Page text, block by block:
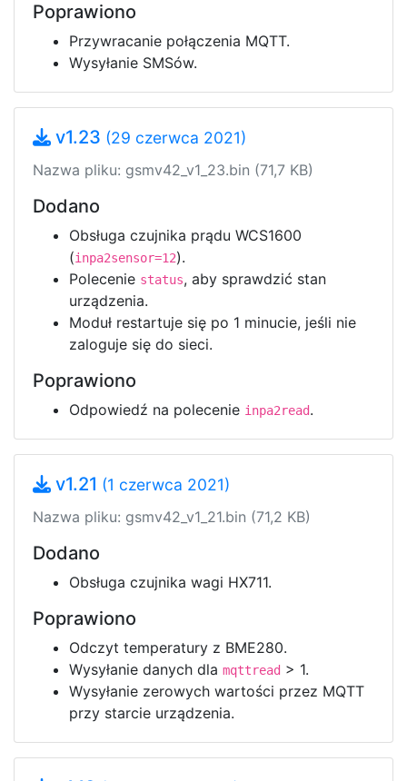
Poprawiono
Przywracanie połączenia MQTT.
Wysyłanie SMSów.
v1.23 (29 czerwca 2021)
Nazwa pliku: gsmv42_v1_23.bin (71,7 KB)
Dodano
Obsługa czujnika prądu WCS1600
(inpa2sensor=12).
Polecenie status, aby sprawdzić stan
urządzenia.
Moduł restartuje się po 1 minucie, jeśli nie
zaloguje się do sieci.
Poprawiono
Odpowiedź na polecenie inpa2read.
v1.21 (1 czerwca 2021)
Nazwa pliku: gsmv42_v1_21.bin (71,2 KB)
Dodano
Obsługa czujnika wagi HX711.
Poprawiono
Odczyt temperatury z BME280.
Wysyłanie danych dla mqttread > 1.
Wysyłanie zerowych wartości przez MQTT
przy starcie urządzenia.